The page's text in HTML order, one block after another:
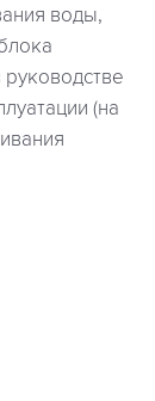
воды,
(на